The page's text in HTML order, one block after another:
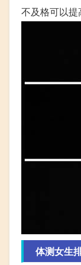
不及格可以
体测女生